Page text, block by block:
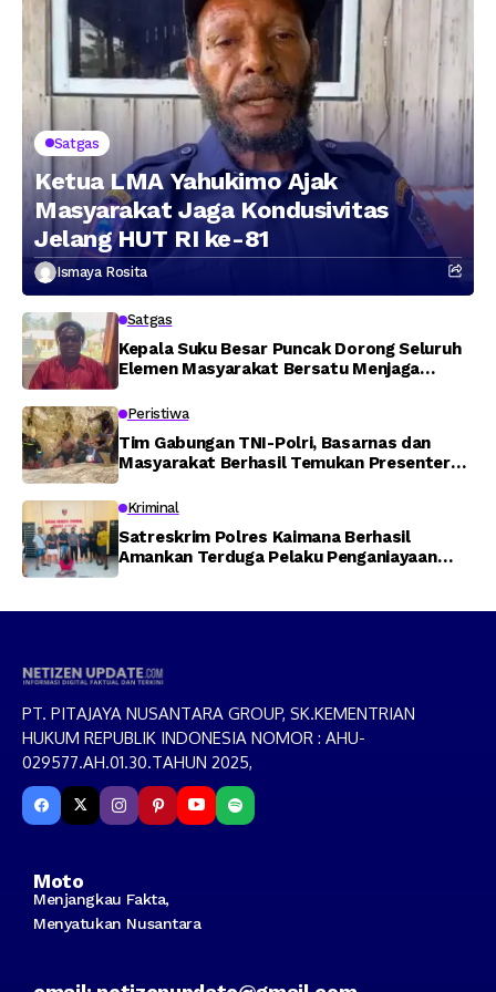
Satgas
Ketua LMA Yahukimo Ajak
Masyarakat Jaga Kondusivitas
Jelang HUT RI ke-81
Ismaya Rosita
Satgas
Kepala Suku Besar Puncak Dorong Seluruh
Elemen Masyarakat Bersatu Menjaga
Peristiwa
Tim Gabungan TNI-Polri, Basarnas dan
Masyarakat Berhasil Temukan Presenter
Memti
Kriminal
Satreskrim Polres Kaimana Berhasil
Amankan Terduga Pelaku Penganiayaan
PT. PITAJAYA NUSANTARA GROUP, SK.KEMENTRIAN
HUKUM REPUBLIK INDONESIA NOMOR : AHU-
029577.AH.01.30.TAHUN 2025,
Moto
Menjangkau Fakta,
Menyatukan Nusantara